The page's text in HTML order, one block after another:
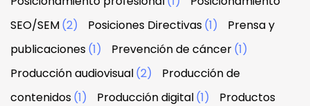
SEO/SEM(2) Posiciones Directivas(1)
Prensa y
publicaciones(1) Prevención de cáncer(1)
Producción audiovisual(2)
Producción de
contenidos(1) Producción digital(1)
Productos